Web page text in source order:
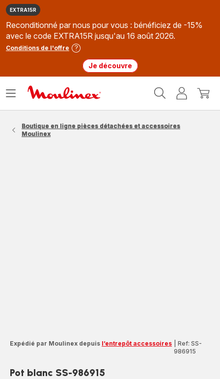
EXTRA15R
Reconditionné par nous pour vous : bénéficiez de -15%
avec le code EXTRA15R jusqu'au 16 août 2026.
Conditions de l'offre
Je découvre
MonMon
Ouvrir
Boutique en ligne pièces détachées et accessoires
Moulinex
Expédié par Moulinex depuis l’entrepôt accessoires
Ref: SS-
986915
Pot blanc SS-986915